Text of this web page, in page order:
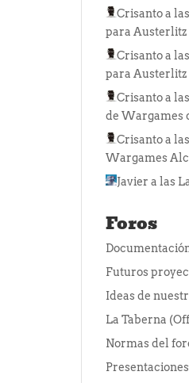
Crisantoa las
para Austerlitz
Crisantoa las
para Austerlitz
Crisantoa las
de Wargames
Crisantoa las
Wargames
Javier a las
Foros
Futuros
Ideas de
La Taberna
Normas del
Presentaciones